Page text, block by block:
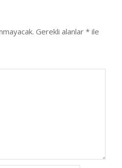
Gerekli alanlar * ile